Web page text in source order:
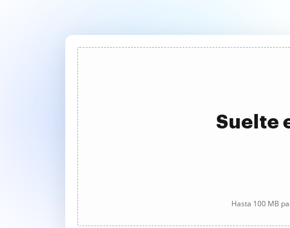
Suelte
Hasta 100 MB